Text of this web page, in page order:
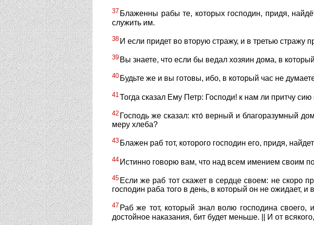
37 Блаженны рабы те, которых господин, придя,
служить им.
38 И если придет во вторую стражу, и в третью стражу
39 Вы знаете, что если бы ведал хозяин дома, в
40 Будьте же и вы готовы, ибо, в который час не
41 Тогда сказал Ему Петр: Господи! к нам ли притчу
42 Господь же сказал: кто́ верный и благоразумный
меру хлеба?
43 Блажен раб тот, которого господин его, придя,
44 Истинно говорю вам, что над всем имением своим
45 Если же раб тот скажет в сердце своем: не скоро
господин раба того в день, в который он не ожидает, и
47 Раб же тот, который знал волю господина
достойное наказания, бит будет меньше. || И от